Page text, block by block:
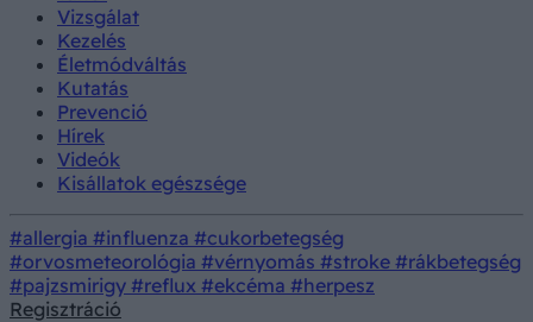
Vizsgálat
Kezelés
Életmódváltás
Kutatás
Prevenció
Hírek
Videók
Kisállatok egészsége
#allergia #influenza #cukorbetegség
#orvosmeteorológia #vérnyomás #stroke #rákbetegség
#pajzsmirigy #reflux #ekcéma #herpesz
Regisztráció